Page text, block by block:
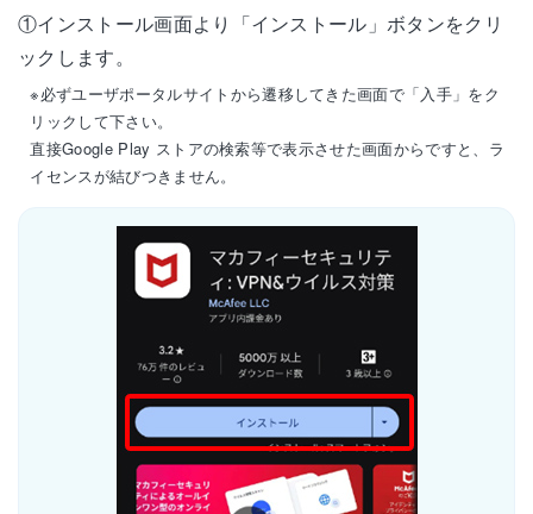
①インストール画面より「インストール」ボタンをクリ
ックします。
※必ずユーザポータルサイトから遷移してきた画面で「入手」をク
リックして下さい。
直接Google Play ストアの検索等で表示させた画面からですと、ラ
イセンスが結びつきません。